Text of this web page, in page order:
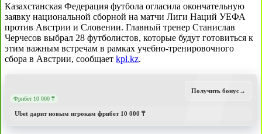
Казахстанская Федерация футбола огласила окончательную
заявку национальной сборной на матчи Лиги Наций УЕФА
против Австрии и Словении. Главный тренер Станислав
Черчесов выбрал 28 футболистов, которые будут готовиться к
этим важным встречам в рамках учебно-тренировочного
сбора в Австрии, сообщает kpl.kz.
Фрибет 10 000 ₸
Ubet дарит новым игрокам фрибет 10 000 ₸
Получить бонус→